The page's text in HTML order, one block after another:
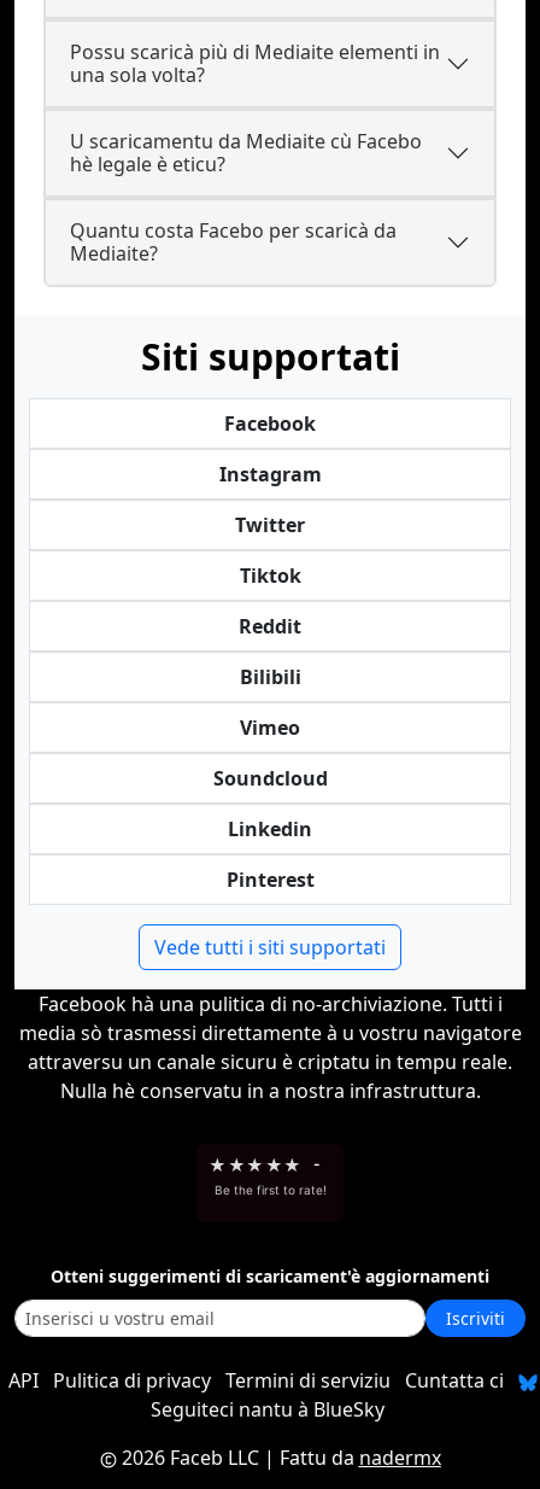
Possu scaricà più di Mediaite elementi in
una sola volta?
U scaricamentu da Mediaite cù Facebo
hè legale è eticu?
Quantu costa Facebo per scaricà da
Mediaite?
Siti supportati
Facebook
Instagram
Twitter
Tiktok
Reddit
Bilibili
Vimeo
Soundcloud
Linkedin
Pinterest
Vede tutti i siti supportati
Facebook hà una pulitica di no-archiviazione. Tutti i
media sò trasmessi direttamente à u vostru navigatore
attraversu un canale sicuru è criptatu in tempu reale.
Nulla hè conservatu in a nostra infrastruttura.
★ ★★ ★★ -
Be the first to rate!
Otteni suggerimenti di scaricament'è aggiornamenti
Iscriviti
API Pulitica di privacy Termini di serviziu
Cuntatta ci
Seguiteci nantu à BlueSky
2026 Faceb LLC| Fattu da nadermx